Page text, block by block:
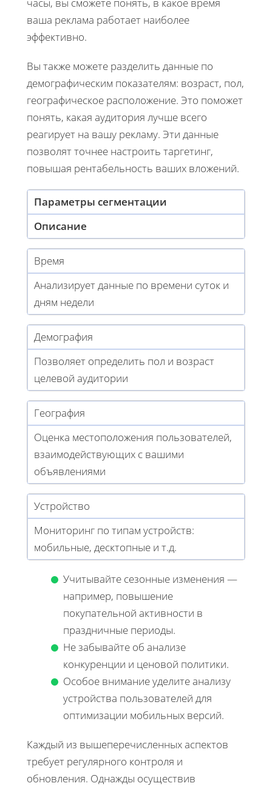
ваша реклама работает наиболее
эффективно.
Вы также можете разделить данные по
демографическим показателям: возраст, пол,
географическое расположение. Это поможет
понять, какая аудитория лучше всего
реагирует на вашу рекламу. Эти данные
позволят точнее настроить таргетинг,
повышая рентабельность ваших вложений.
Параметры сегментации
Описание
Время
Анализирует данные по времени суток и
дням недели
Демография
Позволяет определить пол и возраст
целевой аудитории
География
Оценка местоположения пользователей,
взаимодействующих с вашими
объявлениями
Устройство
Мониторинг по типам устройств:
мобильные, десктопные и т.д.
Учитывайте сезонные изменения —
например, повышение
покупательной активности в
праздничные периоды.
Не забывайте об анализе
конкуренции и ценовой политики.
Особое внимание уделите анализу
устройства пользователей для
оптимизации мобильных версий.
Каждый из вышеперечисленных аспектов
требует регулярного контроля и
обновления. Однажды осуществив